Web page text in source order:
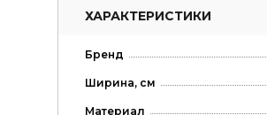
ХАРАКТЕРИСТИКИ
Бренд
Ширина, см
Материал